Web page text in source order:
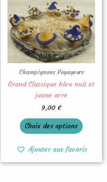
Champignons Voyageurs
Grand Classique bleu nuit et
jaune ocre
9,00 €
Choix des options
a
Les
options
être
page
produit
Ajouter aux favoris